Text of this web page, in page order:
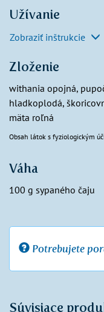
Užívanie
Zobraziť inštrukcie
Zloženie
withania opojná,
hladkoplodá,
mäta roľná
Obsah látok s fyziologickým
Váha
100 g sypaného čaju
Potrebujete
Súvisiace